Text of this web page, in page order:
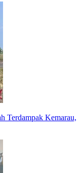
Terdampak Kemarau,